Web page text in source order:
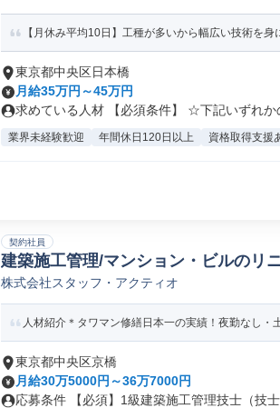
【月休み平均10日】工種が多いから幅広い技術を身
東京都中央区日本橋
月給35万円～45万円
求めている人材 【必須条件】 ☆下記いずれか
業界未経験歓迎 年間休日120日以上 資格取得支援
契約社員
建築施工管理/マンション・ビルのリ
株式会社スタッフ・アクティオ
人材紹介＊タワマン修繕日本一の実績！夜勤なし
東京都中央区京橋
月給30万5000円～36万7000円
応募条件 【必須】1級建築施工管理技士（技